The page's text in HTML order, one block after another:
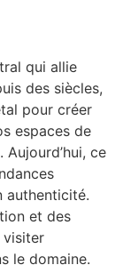
qui allie
des siècles,
pour créer
espaces de
ce
authenticité.
et des
visiter
le domaine.